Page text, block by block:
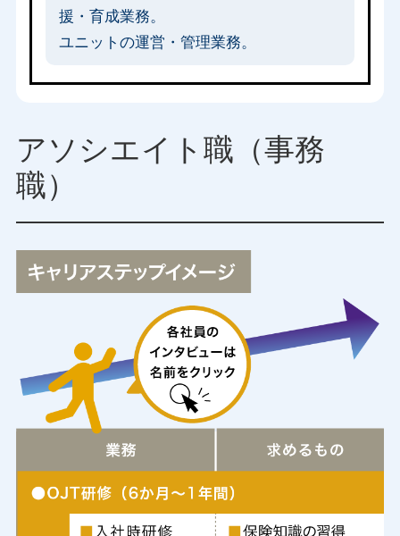
援・育成業務。
ユニットの運営・管理業務。
アソシエイト職（事務
職）